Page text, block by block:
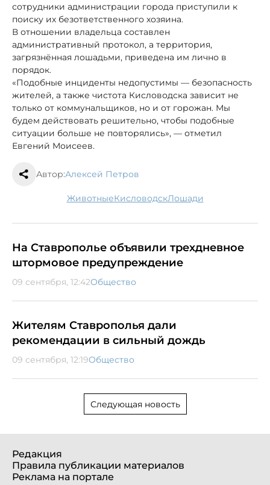
сотрудники администрации города приступили к
поиску их безответственного хозяина.
В отношении владельца составлен
административный протокол, а территория,
загрязнённая лошадьми, приведена им лично в
порядок.
«Подобные инциденты недопустимы — безопасность
жителей, а также чистота Кисловодска зависит не
только от коммунальщиков, но и от горожан. Мы
будем действовать решительно, чтобы подобные
ситуации больше не повторялись», — отметил
Евгений Моисеев.
Автор:Алексей Петров
животные Кисловодск лошади
На Ставрополье объявили трехдневное
штормовое предупреждение
09 сентября, 12:42Общество
Жителям Ставрополья дали
рекомендации в сильный дождь
09 сентября, 12:19Общество
Следующая новость
Редакция
Правила публикации материалов
Реклама на портале